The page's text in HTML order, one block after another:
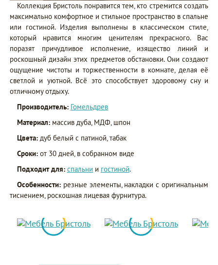
Коллекция Бристоль понравится тем, кто стремится создать
максимально комфортное и стильное пространство в спальне
или гостиной. Изделия выполнены в классическом стиле,
который нравится многим ценителям прекрасного. Вас
поразят причудливое исполнение, изящество линий и
роскошный дизайн этих предметов обстановки. Они создают
ощущение чистоты и торжественности в комнате, делая её
светлой и уютной. Всё это способствует здоровому сну и
отличному отдыху.
Производитель: Гомельдрев
Материал: массив дуба, МДФ, шпон
Цвета: дуб белый с патиной, табак
Сроки: от 30 дней, в собранном виде
Подходит для: спальни и гостиной.
Особенности: резные элементы, накладки с оригинальным
тиснением, роскошная лицевая фурнитура.